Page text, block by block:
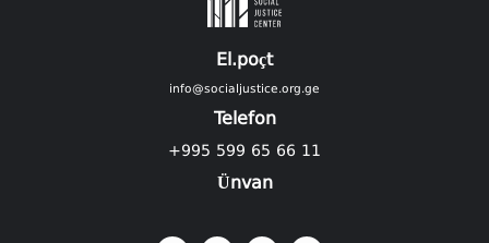
El.poçt
info@socialjustice.org.ge
Telefon
+995 599 65 66 11
Ünvan